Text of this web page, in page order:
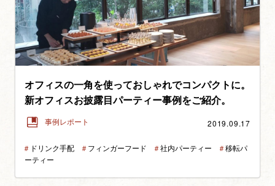
オフィスの一角を使っておしゃれでコンパクトに。
新オフィスお披露目パーティー事例をご紹介。
事例レポート 2019.09.17
＃ ドリンク手配 ＃フィンガーフード ＃社内パーティー ＃移転パ
ーティー